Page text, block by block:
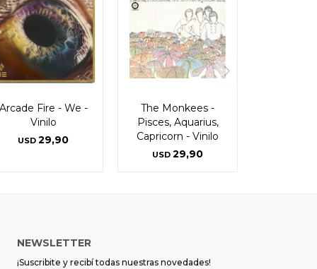
Arcade Fire - We -
Vinilo
USD 29,90
The Monkees -
Pisces, Aquarius,
Capricorn - Vinilo
USD 29,90
NEWSLETTER
¡Suscribite y recibí todas nuestras novedades!